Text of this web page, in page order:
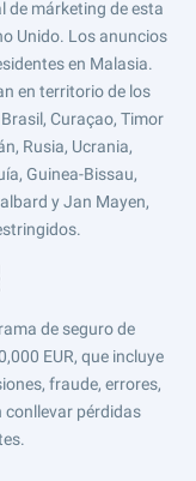
de márketing de esta
Unido. Los anuncios
en Malasia.
en territorio de los
Curaçao, Timor
Rusia, Ucrania,
Guinea-Bissau,
y Jan Mayen,
de seguro de
EUR, que incluye
fraude, errores,
conllevar pérdidas